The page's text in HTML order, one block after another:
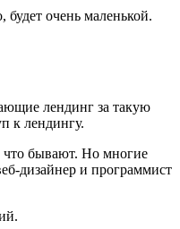
очень маленькой.
лендинг за такую
к лендингу.
что бывают. Но многие
дизайнер и программист